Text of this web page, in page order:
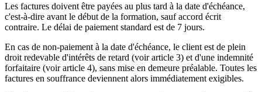
Les factures doivent être payées au plus tard à la date d'échéance,
c'est-à-dire avant le début de la formation, sauf accord écrit
contraire. Le délai de paiement standard est de 7 jours.
En cas de non-paiement à la date d'échéance, le client est de plein
droit redevable d'intérêts de retard (voir article 3) et d'une indemnité
forfaitaire (voir article 4), sans mise en demeure préalable. Toutes les
factures en souffrance deviennent alors immédiatement exigibles.